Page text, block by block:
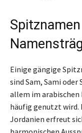
Einige gängige
sind Sam, Sami oder
allem im arabischen
häufig genutzt wird.
Jordanien erfreut